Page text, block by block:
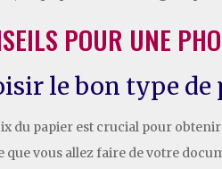
POUR UNE
le bon type
du papier est crucial pour
que vous allez faire de votre